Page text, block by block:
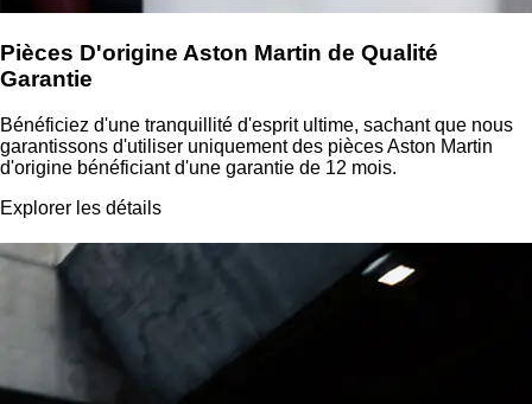
Pièces D'origine Aston Martin de Qualité
Garantie
Bénéficiez d'une tranquillité d'esprit ultime, sachant que nous
garantissons d'utiliser uniquement des pièces Aston Martin
d'origine bénéficiant d'une garantie de 12 mois.
Explorer les détails